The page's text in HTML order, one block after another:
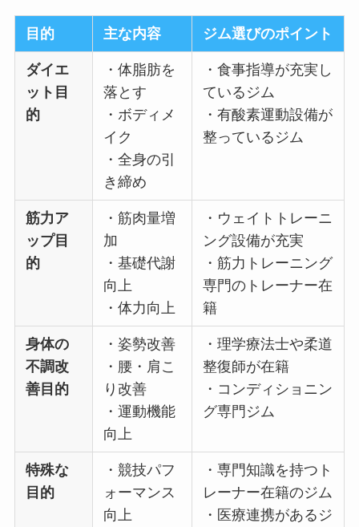
目的 主な内容 ジム選びのポイント
ダイエ
ット目
的
・体脂肪を
落とす
・ボディメ
イク
・全身の引
き締め
・食事指導が充実し
ているジム
・有酸素運動設備が
整っているジム
筋力ア
ップ目
的
・筋肉量増
加
・基礎代謝
向上
・体力向上
・ウェイトトレーニ
ング設備が充実
・筋力トレーニング
専門のトレーナー在
籍
身体の
不調改
善目的
・姿勢改善
・腰・肩こ
り改善
・運動機能
向上
・理学療法士や柔道
整復師が在籍
・コンディショニン
グ専門ジム
特殊な
目的
・競技パフ
ォーマンス
向上
・専門知識を持つト
レーナー在籍のジム
・医療連携があるジ